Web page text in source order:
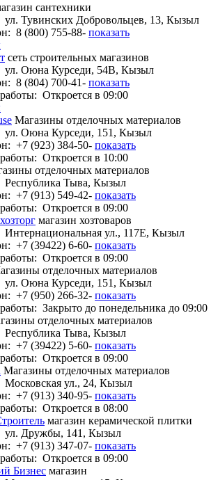
сантехники
ул. Тувинских Добровольцев, 13, Кызыл
8 (800) 755-88- показать
сеть строительных магазинов
ул. Оюна Курседи, 54В, Кызыл
8 (804) 700-41- показать
Откроется в 09:00
Магазины отделочных материалов
ул. Оюна Курседи, 151, Кызыл
+7 (923) 384-50- показать
Откроется в 10:00
отделочных материалов
Республика Тыва, Кызыл
+7 (913) 549-42- показать
Откроется в 09:00
магазин хозтоваров
Интернациональная ул., 117Е, Кызыл
+7 (39422) 6-60- показать
Откроется в 09:00
отделочных материалов
ул. Оюна Курседи, 151, Кызыл
+7 (950) 266-32- показать
Закрыто до понедельника до 09:00
отделочных материалов
Республика Тыва, Кызыл
+7 (39422) 5-60- показать
Откроется в 09:00
Магазины отделочных материалов
Московская ул., 24, Кызыл
+7 (913) 340-95- показать
Откроется в 08:00
магазин керамической плитки
ул. Дружбы, 141, Кызыл
+7 (913) 347-07- показать
Откроется в 09:00
Бизнес магазин